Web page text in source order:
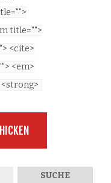
title="">
<cite>
<em>
<strong>